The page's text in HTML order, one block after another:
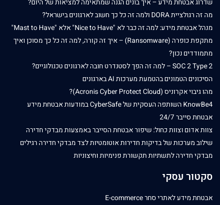
שדרוג אבטחת מידע – איך בונים הגנה שמתאימה למציאות של היום?
מה זה רגולציית DORA ולמה זה כל כך חשוב לארגונים בישראל?
מנהל אבטחת מידע: למה זה כבר לא "Nice to Have" אלא "Mast to Have"
מתקפת כופרה (Ransomware) – איך זה קורה, למה זה כל כך מסוכן ואיך
מתמודדים נכון?
SOC 2 Type 2 – למה זה הפך לסטנדרט חובה לארגונים טכנולוגיים?
הסיכונים הטמונים בהטמעת מערכות AI בארגונים
מהו גיבוי אקרוניס (Acronis Cyber Protect Cloud)?
KnowBe4 השותפה העסקית של CyberSafe במודעות אבטחת מידע
אבטחת סייבר 24/7
צוות אדום וצוות כחול: שיפור אבטחת הסייבר באמצעות מבדקי חדירה
שילוב מערכות של בדיקות חדירות אוטומטיות לצד מבדקי חדירה רגילים
מבדקי חדירה לתשתיות תקשורת פנימיות וחיצוניות
סקטור עסקי
אבטחת מידע לאתרי סחר E-commerce